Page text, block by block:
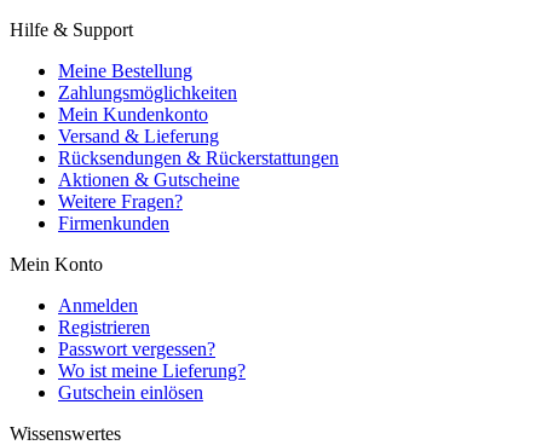
Hilfe & Support
Meine Bestellung
Zahlungsmöglichkeiten
Mein Kundenkonto
Versand & Lieferung
Rücksendungen & Rückerstattungen
Aktionen & Gutscheine
Weitere Fragen?
Firmenkunden
Mein Konto
Anmelden
Registrieren
Passwort vergessen?
Wo ist meine Lieferung?
Gutschein einlösen
Wissenswertes